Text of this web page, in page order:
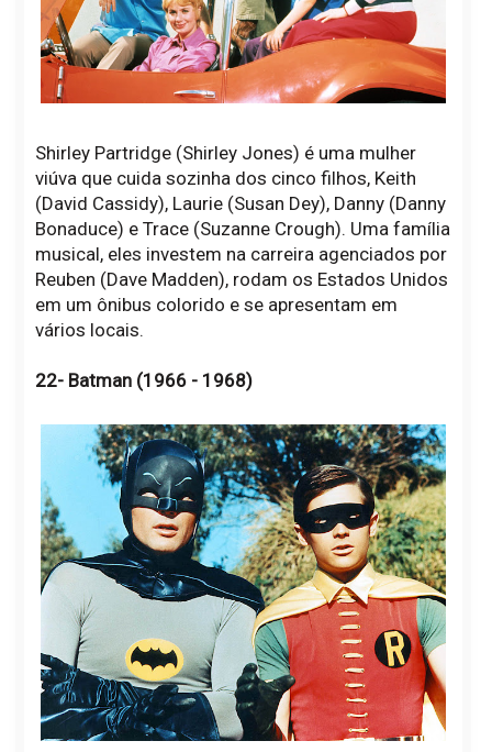
Shirley Partridge (Shirley Jones) é uma mulher
viúva que cuida sozinha dos cinco filhos, Keith
(David Cassidy), Laurie (Susan Dey), Danny (Danny
Bonaduce) e Trace (Suzanne Crough). Uma família
musical, eles investem na carreira agenciados por
Reuben (Dave Madden), rodam os Estados Unidos
em um ônibus colorido e se apresentam em
vários locais.
22- Batman (1966 - 1968)